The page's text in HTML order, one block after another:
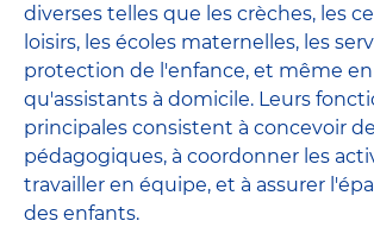
diverses telles que les crèches, les
loisirs, les écoles maternelles, les
protection de l'enfance, et même
qu'assistants à domicile. Leurs
principales consistent à concevoir
pédagogiques, à coordonner les
travailler en équipe, et à assurer
des enfants.